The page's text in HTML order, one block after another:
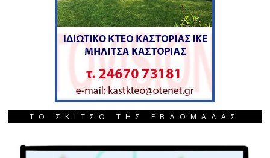
ΤΟ ΣΚΙΤΣΟ ΤΗΣ ΕΒΔΟΜΑΔΑΣ